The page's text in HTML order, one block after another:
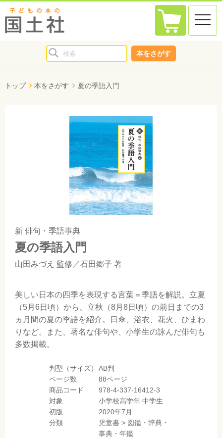
toggle
本をさがす
トップ 本をさがす 夏の季語入門
新 俳句・季語事典
夏の季語入門
山田みづえ 監修／石田郷子 著
美しい日本の四季を表現する言葉＝季語を解説。立夏
（5月6日頃）から、立秋（8月8日頃）の前日までの3
ヵ月間の夏の季語を紹介。日傘、浴衣、花火、ひまわ
りなど。また、著名な俳句や、小学生の詠んだ俳句も
多数掲載。
判型（サイズ）
AB判
ページ数
88ページ
商品コード
978-4-337-16412-3
対象
小学校高学年 中学生
初版
2020年7月
分類
児童書 > 図鑑・辞典・
事典・年鑑